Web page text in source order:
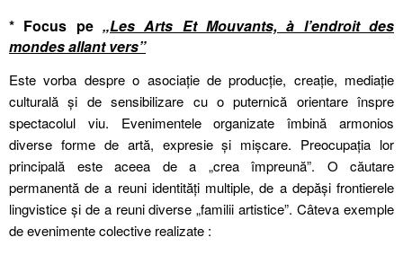
* Focus pe „Les Arts Et Mouvants, à l’endroit des
mondes allant vers”
Este vorba despre o asociație de producție, creație, mediație
culturală și de sensibilizare cu o puternică orientare înspre
spectacolul viu. Evenimentele organizate îmbină armonios
diverse forme de artă, expresie și mișcare. Preocupația lor
principală este aceea de a „crea împreună”. O căutare
permanentă de a reuni identități multiple, de a depăși frontierele
lingvistice și de a reuni diverse „familii artistice”. Câteva exemple
de evenimente colective realizate :